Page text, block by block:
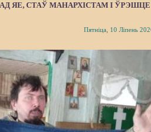
ЯЕ, СТАЎ МАНАРХІСТАМ І ЎРЭШЦЕ
Пятніца, 10 Ліпень